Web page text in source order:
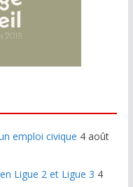
emploi civique 4 août
Ligue 2 et Ligue 3 4